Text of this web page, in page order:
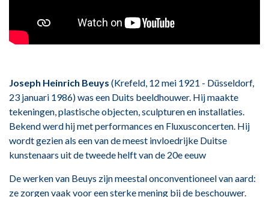
Joseph Heinrich Beuys (Krefeld, 12 mei 1921 - Düsseldorf,
23 januari 1986) was een Duits beeldhouwer. Hij maakte
tekeningen, plastische objecten, sculpturen en installaties.
Bekend werd hij met performances en Fluxusconcerten. Hij
wordt gezien als een van de meest invloedrijke Duitse
kunstenaars uit de tweede helft van de 20e eeuw
De werken van Beuys zijn meestal onconventioneel van aard:
ze zorgen vaak voor een sterke mening bij de beschouwer.